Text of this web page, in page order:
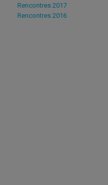
Rencontres 2017
Rencontres 2016